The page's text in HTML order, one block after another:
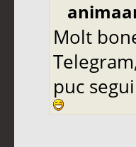
Molt
puc